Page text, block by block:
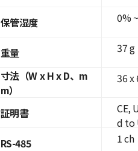
保管湿度
重量
寸法（W x H x D、m
m）
証明書
RS-485
0%
37 g
36 x
CE,
d to
1 ch